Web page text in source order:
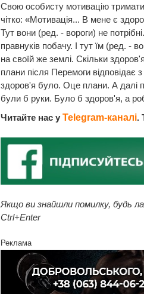
Свою особисту мотивацію
чітко: «Мотивація... В мене є
Тут вони (ред. - вороги) не
правнуків побачу. І тут їм (ред. -
на своїй же землі. Скільки
плани після Перемоги
здоров'я було. Оце плани. А далі
були б руки. Було б здоров'я, а
Читайте нас у Telegram-каналі.
Якщо ви знайшли помилку, будь
Ctrl+Enter
Реклама